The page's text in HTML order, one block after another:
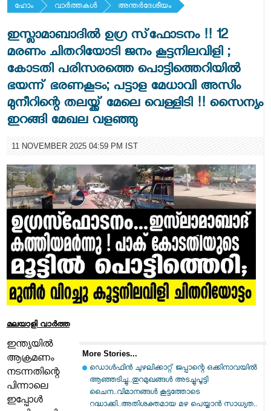
ഹോം വാര്‍ത്തകള്‍ അന്തര്‍ദേശീയം
ഇസ്ലാമാബാദില്‍ ഉഗ്ര സ്‌ഫോടനം !! 12
മരണം ചിതറിയോടി ജനം കൂട്ടനിലവിളി ;
കോടതി പരിസരത്തെ പൊട്ടിത്തെറിയില്‍
ഭയന്ന് ഭരണകൂടം; പട്ടാള മേധാവി അസിം
മുനീറിന്റെ തലയ്ക്ക് മേലെ വെള്ളിടി !! സൈന്യം
ഇറങ്ങി മേഖല വളഞ്ഞു
11 NOVEMBER 2025 04:59 PM IST
മലയാളി വാര്‍ത്ത
More Stories...
ഡൊൾഫിൻ ചുഴലിക്കാറ്റ് ജപ്പാന്റെ ഒക്കിനാവയിൽ
ആഞ്ഞടിച്ചു..തുറമുഖങ്ങൾ അടച്ചുപൂട്ടി
ചൈന..വിമാനങ്ങൾ കൂട്ടത്തോടെ
റദ്ധാക്കി..അതിശക്തമായ മഴ പെയ്യാൻ സാധ്യത..
ഇന്ത്യയില്‍
ആക്രമണം
നടന്നതിന്റെ
പിന്നാലെ
ഇപ്പോള്‍